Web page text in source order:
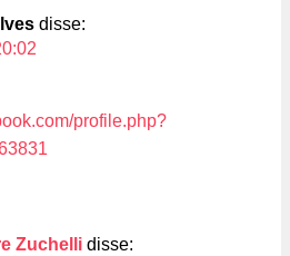
disse:
profile.php?
Zuchelli disse: